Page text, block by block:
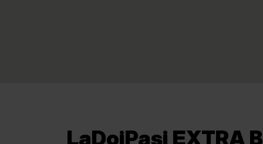
LaDoiPași EXTRA